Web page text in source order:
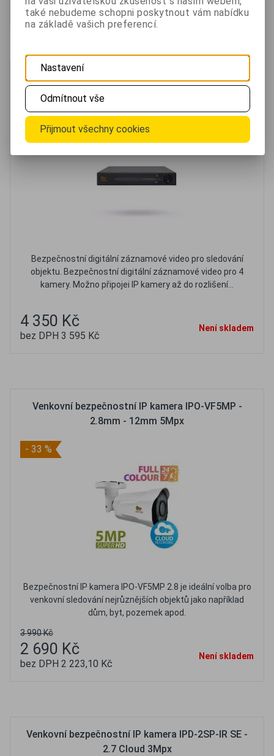
tabulky tak lze snadno...
IP rekordér NVM-421 POE 1.2 pro 4 IP kamery
Bezpečnostní digitální záznamové video pro sledování
objektu. Bezpečnostní digitální záznamové video pro 4
kamery. Možno připojei IP kamery až do rozlišení...
4 350 Kč
bez DPH 3 595 Kč
Není skladem
Venkovní bezpečnostní IP kamera IPO-VF5MP -
2.8mm - 12mm 5Mpx
- 33 %
Bezpečnostní IP kamera IPO-VF5MP 2.8 je ideální volba pro
venkovní sledování nejrůznějších objektů jako například
dům, byt, pozemek apod.
3 990 Kč
2 690 Kč
bez DPH 2 223,10 Kč
Není skladem
Venkovní bezpečnostní IP kamera IPD-2SP-IR SE -
2.7 Cloud 3Mpx
také nebudeme schopni poskytnout vám nabídku
na základě vašich preferencí.
Nastavení
Odmítnout vše
Přijmout všechny cookies